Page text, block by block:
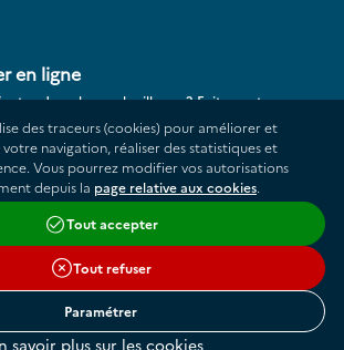
en ligne
de cybermalveillance? Faites votre
Données personnelles
Plan du site
des informations publiques
: partiellement conforme
Cookies
Liens utiles
générales d'utilisation
Gestion des cookies
des traceurs (cookies) pour améliorer et
votre navigation, réaliser des statistiques et
Vous pourrez modifier vos autorisations
depuis la page relative aux cookies
Tout accepter
Tout refuser
Paramétrer
savoir plus sur les cookies